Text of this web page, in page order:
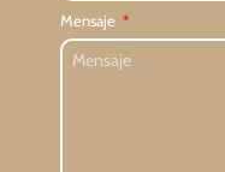
Mensaje